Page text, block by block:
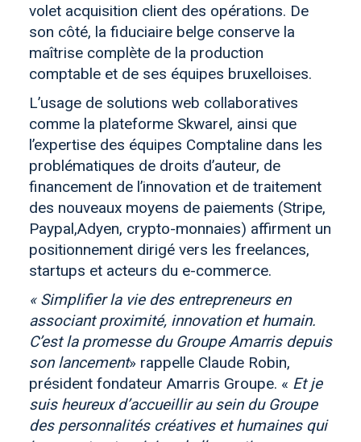
volet acquisition client des opérations. De
son côté, la fiduciaire belge conserve la
maîtrise complète de la production
comptable et de ses équipes bruxelloises.
L’usage de solutions web collaboratives
comme la plateforme Skwarel, ainsi que
l’expertise des équipes Comptaline dans les
problématiques de droits d’auteur, de
financement de l’innovation et de traitement
des nouveaux moyens de paiements (Stripe,
Paypal,Adyen, crypto-monnaies) affirment un
positionnement dirigé vers les freelances,
startups et acteurs du e-commerce.
« Simplifier la vie des entrepreneurs en
associant proximité, innovation et humain.
C’est la promesse du Groupe Amarris depuis
son lancement» rappelle Claude Robin,
président fondateur Amarris Groupe. « Et je
suis heureux d’accueillir au sein du Groupe
des personnalités créatives et humaines qui